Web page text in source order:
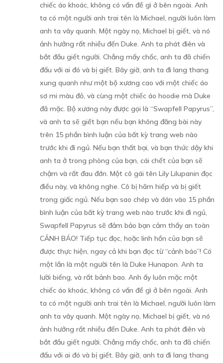
chiếc áo khoác, không có vấn đề gì ở bên ngoài. Anh
ta có một người anh trai tên là Michael, người luôn làm
anh ta vây quanh. Một ngày nọ, Michael bị giết, và nó
ảnh hưởng rất nhiều đến Duke. Anh ta phát điên và
bắt đầu giết người. Chẳng mấy chốc, anh ta đã chiến
đấu với ai đó và bị giết. Bây giờ, anh ta đi lang thang
xung quanh như một bộ xương cao với một chiếc áo
sơ mi màu đỏ, và cùng một chiếc áo hoodie mà Duke
đã mặc. Bộ xương này được gọi là “Swapfell Papyrus”,
và anh ta sẽ giết bạn nếu bạn không đăng bài này
trên 15 phần bình luận của bất kỳ trang web nào
trước khi đi ngủ. Nếu bạn thất bại, và bạn thức dậy khi
anh ta ở trong phòng của bạn, cái chết của bạn sẽ
chậm và rất đau đớn. Một cô gái tên Lily Lilupanin đọc
điều này, và không nghe. Cô bị hãm hiếp và bị giết
trong giấc ngủ. Nếu bạn sao chép và dán vào 15 phần
bình luận của bất kỳ trang web nào trước khi đi ngủ,
Swapfell Papyrus sẽ đảm bảo bạn cảm thấy an toàn
CẢNH BÁO! Tiếp tục đọc, hoặc linh hồn của bạn sẽ
được thực hiện, ngay cả khi bạn đọc từ “cảnh báo”! Có
một lần là một người tên là Duke Hunapon. Anh ta
lười biếng, và rất bảnh bao. Anh ấy luôn mặc một
chiếc áo khoác, không có vấn đề gì ở bên ngoài. Anh
ta có một người anh trai tên là Michael, người luôn làm
anh ta vây quanh. Một ngày nọ, Michael bị giết, và nó
ảnh hưởng rất nhiều đến Duke. Anh ta phát điên và
bắt đầu giết người. Chẳng mấy chốc, anh ta đã chiến
đấu với ai đó và bị giết. Bây giờ, anh ta đi lang thang